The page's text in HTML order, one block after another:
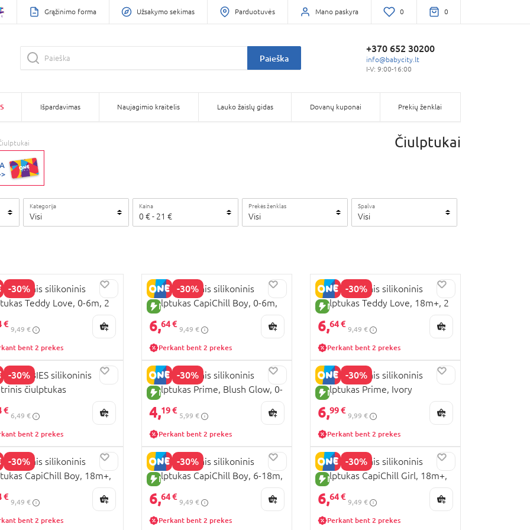
Grąžinimo forma Užsakymo sekimas Parduotuvės Mano paskyra 0 0
Paieška
+370 652 30200
info@babycity.lt
I-V: 9:00-16:00
Išpardavimas Naujagimio kraitelis Lauko žaislų gidas Dovanų kuponai Prekių ženklai
Čiulptukai
Kategorija
Visi
Kaina
0 €- 21 €
Prekės ženklas
Visi
Spalva
Visi
-30%
PREKĖ
dinaminis silikoninis
Teddy Love, 0-6m, 2
935
€
9,49 €
bent 2 prekes
-30%
NAUJA PREKĖ
LOVI dinaminis silikoninis
čiulptukas CapiChill Boy, 0-6m,
2 vnt., 22/932boy
6,64 €
9,49 €
Perkant bent 2 prekes
-30%
NAUJA PREKĖ
LOVI dinaminis silikoninis
čiulptukas Teddy Love, 18m+, 2
vnt., 22/937
6,64 €
9,49 €
Perkant bent 2 prekes
-30%
PREKĖ
BABIES silikoninis
čiulptukas
0-6m, 2 vnt.,
€
6,49 €
bent 2 prekes
-30%
NAUJA PREKĖ
LOVI dinaminis silikoninis
čiulptukas Prime, Blush Glow, 0-
6m, 1 vnt., 34/436
4,19 €
5,99 €
Perkant bent 2 prekes
-30%
NAUJA PREKĖ
LOVI dinaminis silikoninis
čiulptukas Prime, Ivory
Glow/Blush Glow, 18m+, 2 vnt.,
34/438
6,99 €
9,99 €
Perkant bent 2 prekes
-30%
PREKĖ
dinaminis silikoninis
CapiChill Boy, 18m+,
22/934boy
€
9,49 €
bent 2 prekes
-30%
NAUJA PREKĖ
LOVI dinaminis silikoninis
čiulptukas CapiChill Boy, 6-18m,
2 vnt., 22/933boy
6,64 €
9,49 €
Perkant bent 2 prekes
-30%
NAUJA PREKĖ
LOVI dinaminis silikoninis
čiulptukas CapiChill Girl, 18m+,
2 vnt., 22/934girl
6,64 €
9,49 €
Perkant bent 2 prekes